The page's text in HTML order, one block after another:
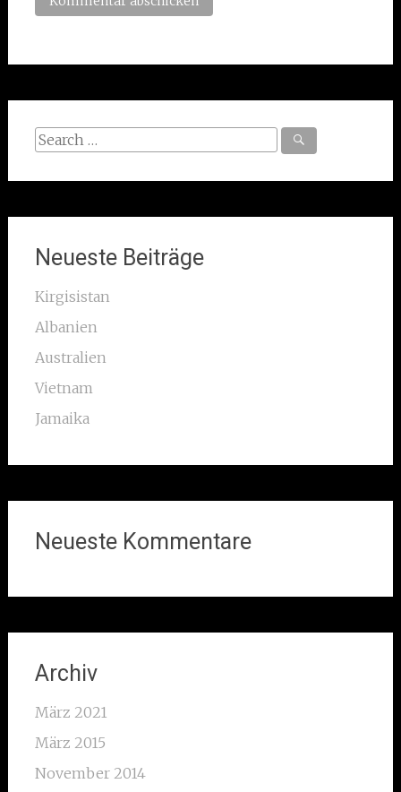
Search
Neueste Beiträge
Kirgisistan
Albanien
Australien
Vietnam
Jamaika
Neueste Kommentare
Archiv
März 2021
März 2015
November 2014